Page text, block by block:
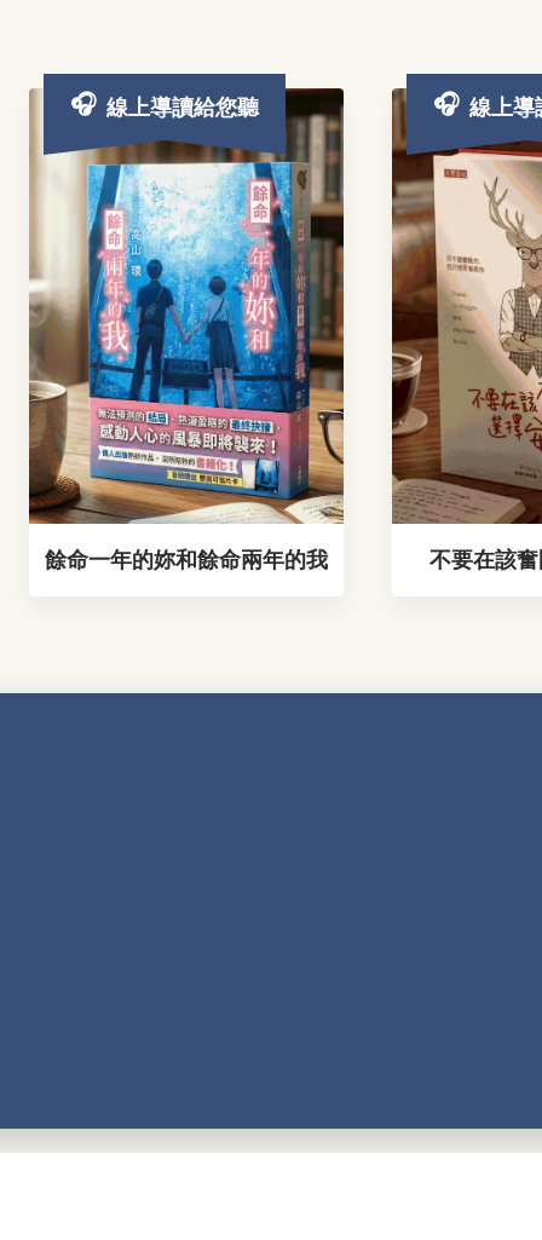
線上導讀給您聽
餘命一年的妳和餘命兩年的我
線上導
不要在該